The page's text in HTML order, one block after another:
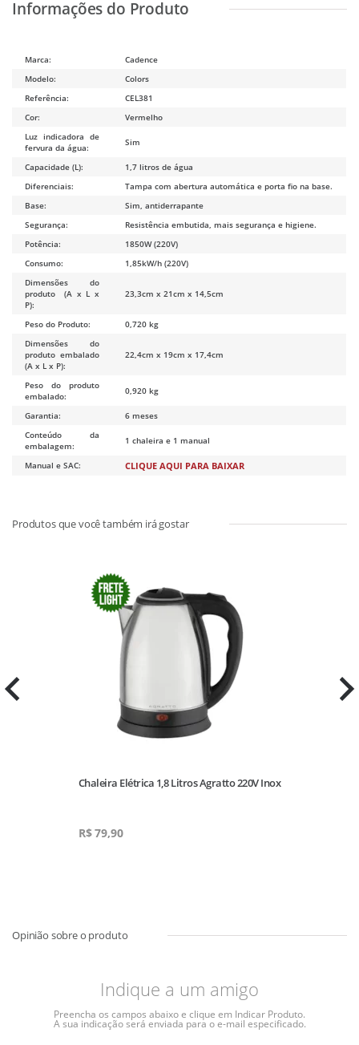
Marca:
Cadence
Modelo:
Colors
Referência:
CEL381
Cor:
Vermelho
Luz indicadora de
fervura da água:
Sim
Capacidade (L):
1,7 litros de água
Diferenciais:
Tampa com abertura automática e porta fio na base.
Base:
Sim, antiderrapante
Segurança:
Resistência embutida, mais segurança e higiene.
Potência:
1850W (220V)
Consumo:
1,85kW/h (220V)
Dimensões do
produto (A x L x
P):
23,3cm x 21cm x 14,5cm
Peso do Produto:
0,720 kg
Dimensões do
produto embalado
(A x L x P):
22,4cm x 19cm x 17,4cm
Peso do produto
embalado:
0,920 kg
Garantia:
6 meses
Conteúdo da
embalagem:
1 chaleira e 1 manual
Manual e SAC: CLIQUE AQUI PARA BAIXAR
Chaleira Elétrica 1,8 Litros Agratto 220V Inox
R$79,90
Indique a um amigo
Preencha os campos abaixo e clique em Indicar Produto.
A sua indicação será enviada para o e-mail especificado.